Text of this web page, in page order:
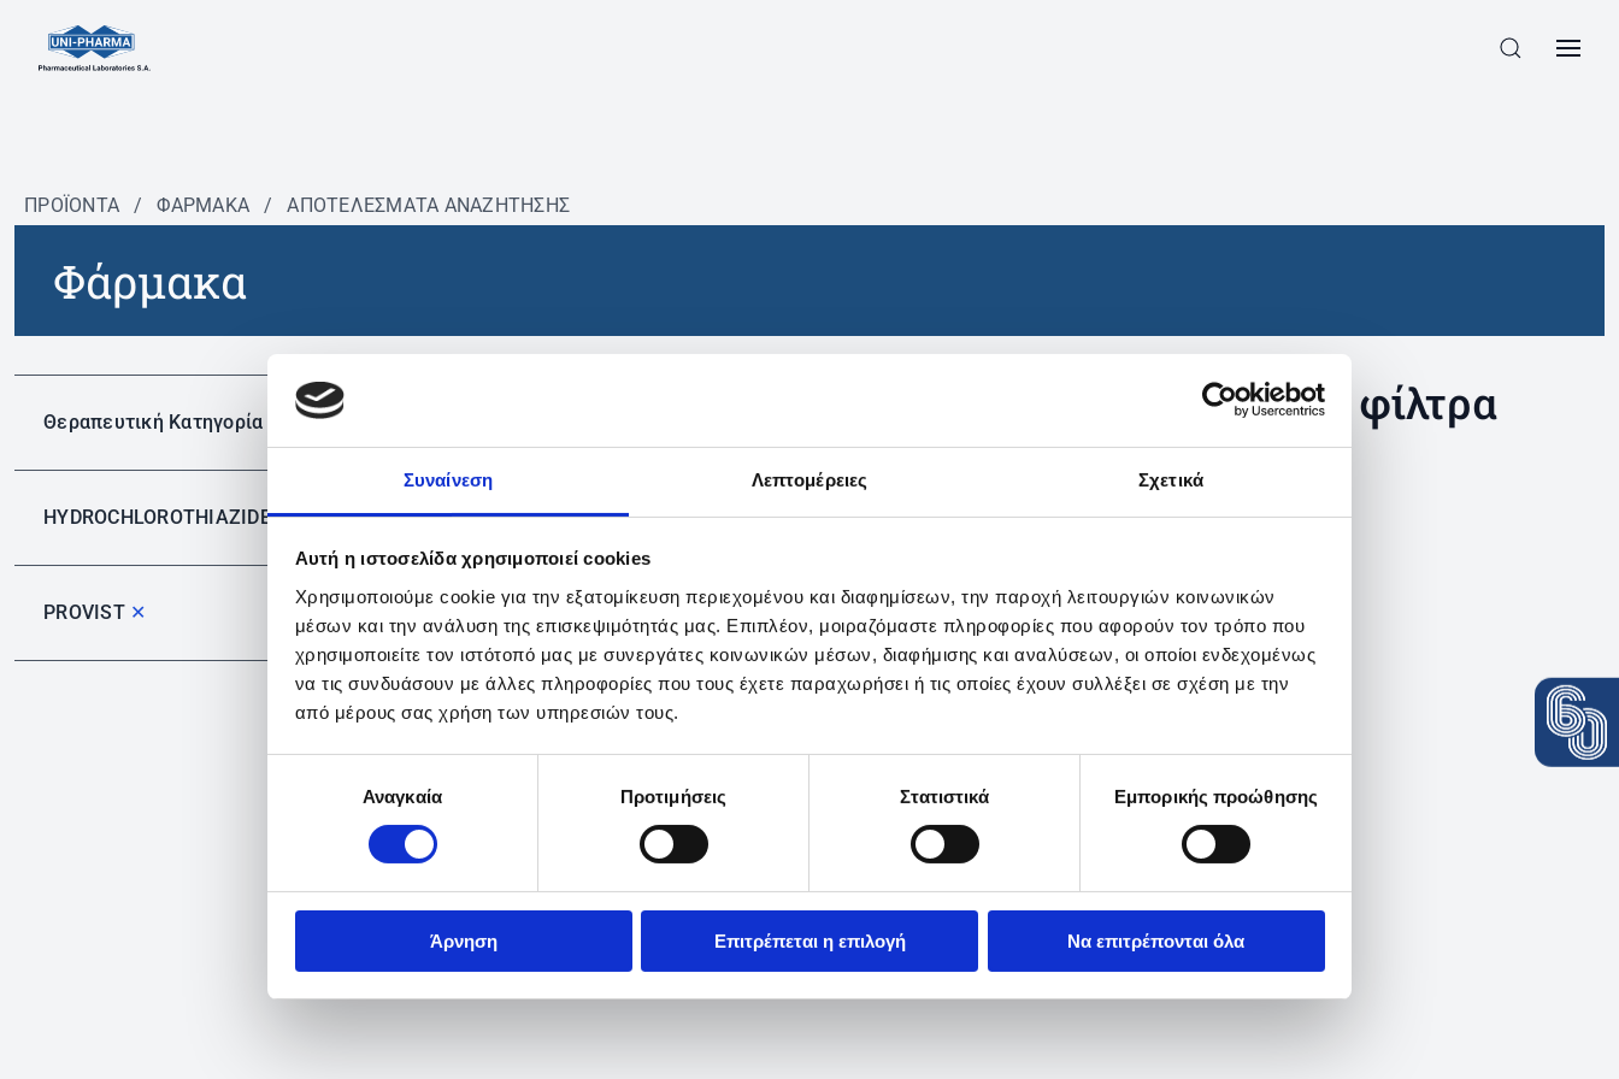
Συναίνεση Λεπτομέρειες Σχετικά
Αυτή η ιστοσελίδα χρησιμοποιεί cookies
Χρησιμοποιούμε cookie για την εξατομίκευση περιεχομένου και διαφημίσεων, την παροχή λειτουργιών κοινωνικών
μέσων και την ανάλυση της επισκεψιμότητάς μας. Επιπλέον, μοιραζόμαστε πληροφορίες που αφορούν τον τρόπο που
χρησιμοποιείτε τον ιστότοπό μας με συνεργάτες κοινωνικών μέσων, διαφήμισης και αναλύσεων, οι οποίοι ενδεχομένως
να τις συνδυάσουν με άλλες πληροφορίες που τους έχετε παραχωρήσει ή τις οποίες έχουν συλλέξει σε σχέση με την
από μέρους σας χρήση των υπηρεσιών τους.
συγκατάθεσηςΑναγκαία Προτιμήσεις Στατιστικά Εμπορικής προώθησης
Άρνηση Επιτρέπεται η επιλογή Να επιτρέπονται όλα
ΠΡΟΪΟΝΤΑ / ΦΆΡΜΑΚΑ / ΑΠΟΤΕΛΕΣΜΑΤΑ ΑΝΑΖΗΤΗΣΗΣ
Φάρμακα
Θεραπευτική Κατηγορία
HYDROCHLOROTHIAZIDE✕
PROVIST ✕
Δεν βρέθηκαν προϊόντα με τα συγκεκριμένα φίλτρα